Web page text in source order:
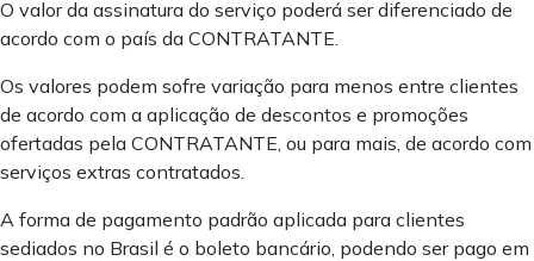
O valor da assinatura do serviço poderá ser diferenciado de
acordo com o país da CONTRATANTE.
Os valores podem sofre variação para menos entre clientes
de acordo com a aplicação de descontos e promoções
ofertadas pela CONTRATANTE, ou para mais, de acordo com
serviços extras contratados.
A forma de pagamento padrão aplicada para clientes
sediados no Brasil é o boleto bancário, podendo ser pago em